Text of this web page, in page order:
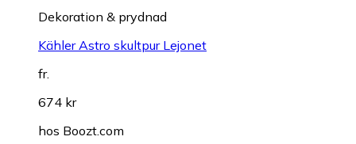
Dekoration & prydnad
Kähler Astro skultpur Lejonet
fr.
674 kr
hos Boozt.com